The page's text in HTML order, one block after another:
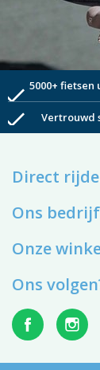
check5000+
check Vertrouwd
Direct
Ons bedrijf
Onze
Ons